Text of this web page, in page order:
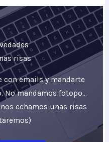
risas
emails y mandarte
No mandamos fotopo…
echamos unas risas